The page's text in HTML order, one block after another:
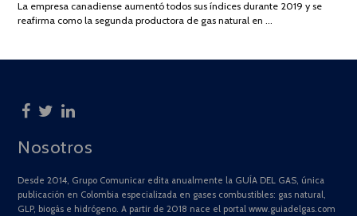
2025
La empresa canadiense aumentó todos sus índices durante 2019 y se
reafirma como la segunda productora de gas natural en …
Nosotros
Desde 2014, Grupo Comunicar edita anualmente la GUÍA DEL GAS, única
publicación en Colombia especializada en gases combustibles: gas natural,
GLP, biogás e hidrógeno. A partir de 2018 nace el portal www.guiadelgas.com